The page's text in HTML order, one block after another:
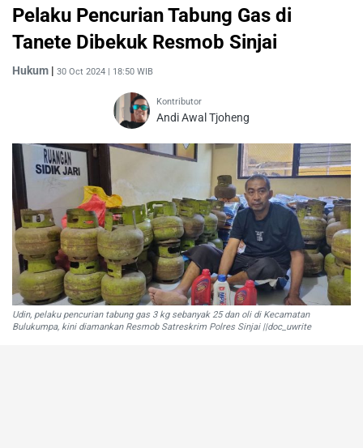
Pelaku Pencurian Tabung Gas di
Tanete Dibekuk Resmob Sinjai
Hukum | 30 Oct 2024 | 18:50 WIB
Kontributor
Andi Awal Tjoheng
Udin, pelaku pencurian tabung gas 3 kg sebanyak 25 dan oli di Kecamatan
Bulukumpa, kini diamankan Resmob Satreskrim Polres Sinjai ||doc_uwrite